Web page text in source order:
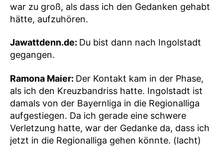
war zu groß, als dass ich den Gedanken gehabt
hätte, aufzuhören.
Jawattdenn.de: Du bist dann nach Ingolstadt
gegangen.
Ramona Maier: Der Kontakt kam in der Phase,
als ich den Kreuzbandriss hatte. Ingolstadt ist
damals von der Bayernliga in die Regionalliga
aufgestiegen. Da ich gerade eine schwere
Verletzung hatte, war der Gedanke da, dass ich
jetzt in die Regionalliga gehen könnte. (lacht)